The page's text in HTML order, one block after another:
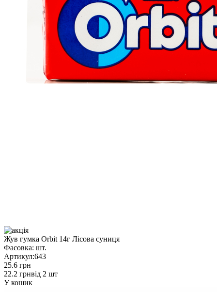
Жув гумка Orbit 14г Лісова суниця
Фасовка: шт.
Артикул:643
25.6 грн
22.2 грнвід 2 шт
У кошик